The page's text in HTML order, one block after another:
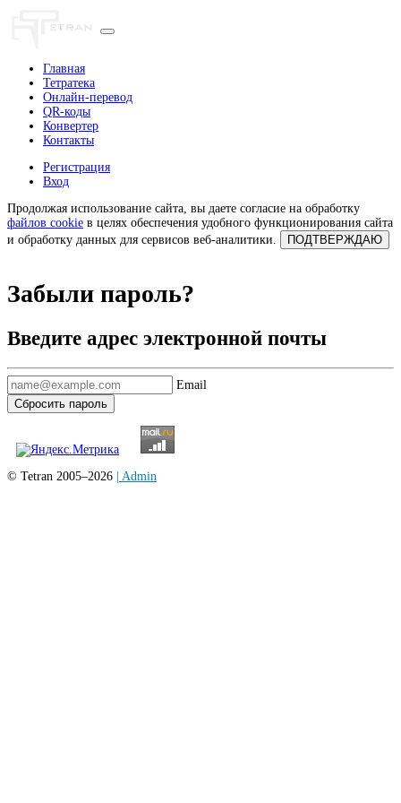
Главная
Тетратека
Онлайн-перевод
QR-коды
Конвертер
Контакты
Регистрация
Вход
Продолжая использование сайта, вы даете согласие на обработку
файлов cookie в целях обеспечения удобного функционирования сайта
и обработку данных для сервисов веб-аналитики.
ПОДТВЕРЖДАЮ
Забыли пароль?
Введите адрес электронной почты
Email
Сбросить пароль
© Tetran 2005–2026 | Admin